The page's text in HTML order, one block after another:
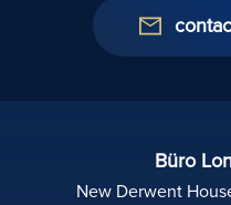
Büro
New Derwent